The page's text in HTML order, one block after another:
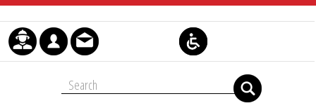
Skip to Content